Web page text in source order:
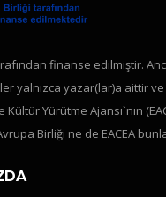
finanse edilmiştir.
yalnızca yazar(lar)a aittir
Kültür Yürütme Ajansı`nın
Birliği ne de EACEA